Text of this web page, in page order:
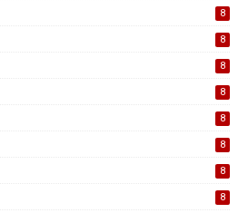
8
8
8
8
8
8
8
8